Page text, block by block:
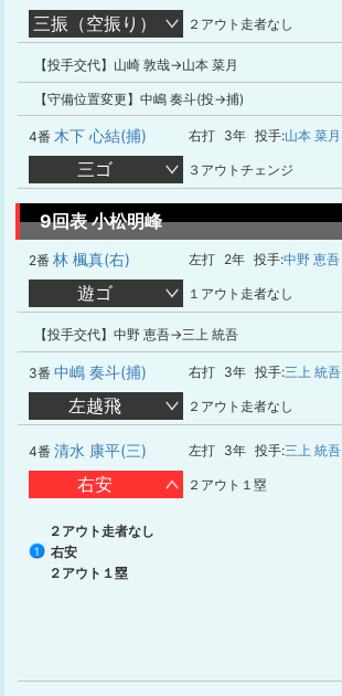
三振（空振り） ２アウト走者なし
【投手交代】山崎 敦哉→山本 菜月
【守備位置変更】中嶋 奏斗(投→捕)
4番 木下 心結(捕) 右打 3年 投手:山本 菜月
三ゴ ３アウトチェンジ
9回表 小松明峰
2番 林 楓真(右) 左打 2年 投手:中野 恵吾
遊ゴ １アウト走者なし
【投手交代】中野 恵吾→三上 統吾
3番 中嶋 奏斗(捕) 右打 3年 投手:三上 統吾
左越飛 ２アウト走者なし
4番 清水 康平(三) 左打 3年 投手:三上 統吾
右安 ２アウト１塁
２アウト走者なし
1
右安
２アウト１塁